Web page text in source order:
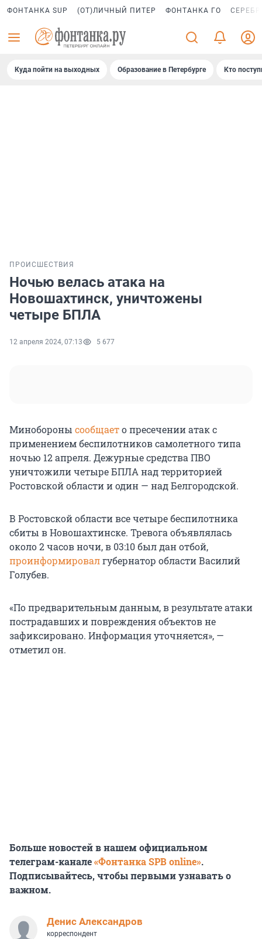
ФОНТАНКА SUP (ОТ)ЛИЧНЫЙ ПИТЕР ФОНТАНКА ГО
Куда пойти на выходных Образование в Петербурге Кто
ПРОИСШЕСТВИЯ
Ночью велась атака на
Новошахтинск, уничтожены
четыре БПЛА
12 апреля 2024, 07:13 5 677
Минобороны сообщаето пресечении атак c
применением беспилотников самолетного типа
ночью 12 апреля. Дежурные средства ПВО
уничтожили четыре БПЛА над территорией
Ростовской области и один — над Белгородской.
В Ростовской области все четыре беспилотника
сбиты в Новошахтинске. Тревога объявлялась
около 2 часов ночи, в 03:10 был дан отбой,
проинформировалгубернатор области Василий
Голубев.
«По предварительным данным, в результате атаки
пострадавших и повреждения объектов не
зафиксировано. Информация уточняется», —
отметил он.
Больше новостей в нашем официальном
телеграм-канале«Фонтанка SPB online».
Подписывайтесь, чтобы первыми узнавать о
важном.
Денис Александров
корреспондент